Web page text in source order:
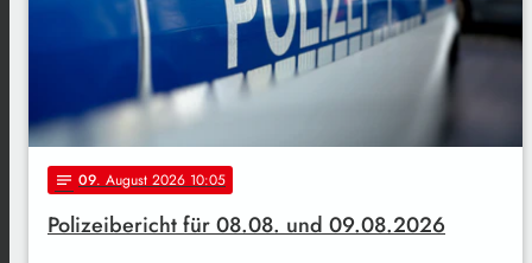
notes 09. August 2026 10:05
Polizeibericht für 08.08. und 09.08.2026